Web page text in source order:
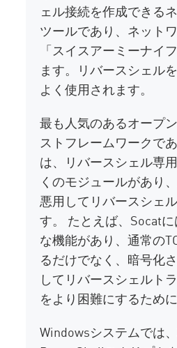
ェル接続を作成できる
ツールであり、ネット
「スイスアーミーナイ
ます。リバースシェル
よく使用されます。
最も人気のあるオープ
ストフレームワークで
は、リバースシェル専
くのモジュールがあり
悪用してリバースシェ
す。 たとえば、Socat
な機能があり、通常の
るだけでなく、暗号化
してリバースシェルト
をより困難にするため
Windowsシステムでは